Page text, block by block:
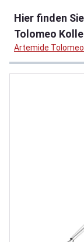
Hier finden
Tolomeo
Artemide Tolomeo